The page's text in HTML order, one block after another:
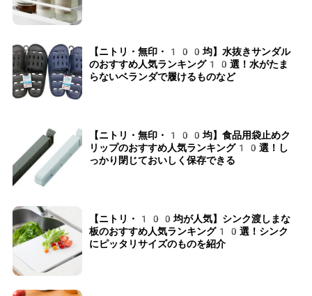
【ニトリ・無印・100均】水抜きサンダル
のおすすめ人気ランキング10選！水がたま
らないベランダで履けるものなど
【ニトリ・無印・100均】食品用袋止めク
リップのおすすめ人気ランキング10選！し
っかり閉じておいしく保存できる
【ニトリ・100均が人気】シンク渡しまな
板のおすすめ人気ランキング10選！シンク
にピッタリサイズのものを紹介